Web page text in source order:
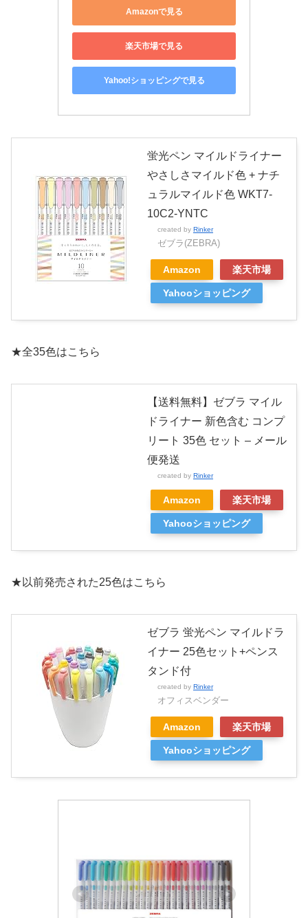
Amazonで見る
楽天市場で見る
Yahoo!ショッピングで見る
蛍光ペン マイルドライナー
やさしさマイルド色 + ナチ
ュラルマイルド色 WKT7-
10C2-YNTC
created by Rinker
ゼブラ(ZEBRA)
Amazon 楽天市場
Yahooショッピング
★全35色はこちら
【送料無料】ゼブラ マイル
ドライナー 新色含む コンプ
リート 35色 セット – メール
便発送
created by Rinker
Amazon 楽天市場
Yahooショッピング
★以前発売された25色はこちら
ゼブラ 蛍光ペン マイルドラ
イナー 25色セット+ペンス
タンド付
created by Rinker
オフィスベンダー
Amazon 楽天市場
Yahooショッピング